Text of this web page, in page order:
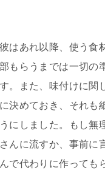
はあれ以降、使う食
もらうまでは一切の
。また、味付けに関
決めておき、それも
にしました。もし無
んに流すか、事前に
で代わりに作っても